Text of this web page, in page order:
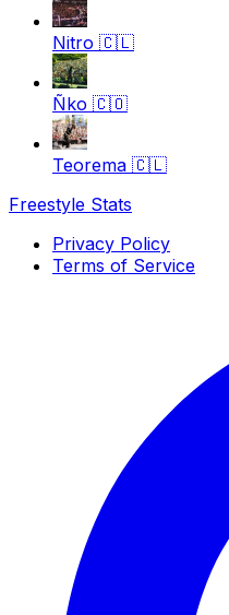
Nitro 🇨🇱
Ñko 🇨🇴
Teorema 🇨🇱
Freestyle Stats
Privacy Policy
Terms of Service